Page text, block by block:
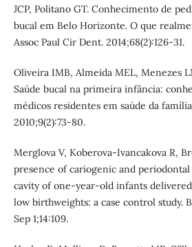
JCP, Politano GT. Conhecimento de
bucal em Belo Horizonte. O que
Assoc Paul Cir Dent. 2014;68(2):126-31.
Oliveira IMB, Almeida MEL, Menezes
Saúde bucal na primeira infância:
médicos residentes em saúde da
2010;9(2):73-80.
Merglova V, Koberova-Ivancakova R,
presence of cariogenic and
cavity of one-year-old infants
low birthweights: a case control study.
Sep 1;14:109.